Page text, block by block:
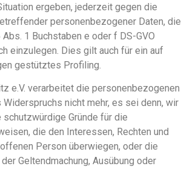
ergeben, jederzeit gegen die
personenbezogener Daten, die
1 Buchstaben e oder f DS-GVO
einzulegen. Dies gilt auch für ein auf
gestütztes Profiling.
e.V. verarbeitet die personenbezogenen
Widerspruchs nicht mehr, es sei denn, wir
schutzwürdige Gründe für die
die den Interessen, Rechten und
Person überwiegen, oder die
Geltendmachung, Ausübung oder